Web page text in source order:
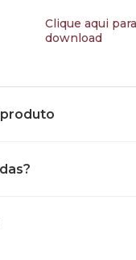
Clique aqui
download